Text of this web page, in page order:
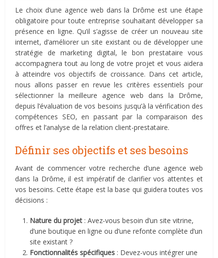
Le choix d’une agence web dans la Drôme est une étape
obligatoire pour toute entreprise souhaitant développer sa
présence en ligne. Qu’il s’agisse de créer un nouveau site
internet, d’améliorer un site existant ou de développer une
stratégie de marketing digital, le bon prestataire vous
accompagnera tout au long de votre projet et vous aidera
à atteindre vos objectifs de croissance. Dans cet article,
nous allons passer en revue les critères essentiels pour
sélectionner la meilleure agence web dans la Drôme,
depuis l’évaluation de vos besoins jusqu’à la vérification des
compétences SEO, en passant par la comparaison des
offres et l’analyse de la relation client-prestataire.
Définir ses objectifs et ses besoins
Avant de commencer votre recherche d’une agence web
dans la Drôme, il est impératif de clarifier vos attentes et
vos besoins. Cette étape est la base qui guidera toutes vos
décisions :
Nature du projet : Avez-vous besoin d’un site vitrine,
d’une boutique en ligne ou d’une refonte complète d’un
site existant ?
Fonctionnalités spécifiques : Devez-vous intégrer une